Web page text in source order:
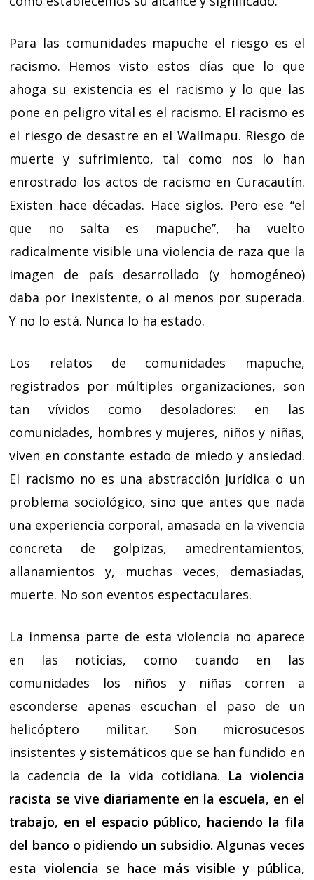
Para las comunidades mapuche el riesgo es el
racismo. Hemos visto estos días que lo que
ahoga su existencia es el racismo y lo que las
pone en peligro vital es el racismo. El racismo es
el riesgo de desastre en el Wallmapu. Riesgo de
muerte y sufrimiento, tal como nos lo han
enrostrado los actos de racismo en Curacautín.
Existen hace décadas. Hace siglos. Pero ese “el
que no salta es mapuche”, ha vuelto
radicalmente visible una violencia de raza que la
imagen de país desarrollado (y homogéneo)
daba por inexistente, o al menos por superada.
Y no lo está. Nunca lo ha estado.
Los relatos de comunidades mapuche,
registrados por múltiples organizaciones, son
tan vívidos como desoladores: en las
comunidades, hombres y mujeres, niños y niñas,
viven en constante estado de miedo y ansiedad.
El racismo no es una abstracción jurídica o un
problema sociológico, sino que antes que nada
una experiencia corporal, amasada en la vivencia
concreta de golpizas, amedrentamientos,
allanamientos y, muchas veces, demasiadas,
muerte. No son eventos espectaculares.
La inmensa parte de esta violencia no aparece
en las noticias, como cuando en las
comunidades los niños y niñas corren a
esconderse apenas escuchan el paso de un
helicóptero militar. Son microsucesos
insistentes y sistemáticos que se han fundido en
la cadencia de la vida cotidiana. La violencia
racista se vive diariamente en la escuela, en el
trabajo, en el espacio público, haciendo la fila
del banco o pidiendo un subsidio. Algunas veces
esta violencia se hace más visible y pública,